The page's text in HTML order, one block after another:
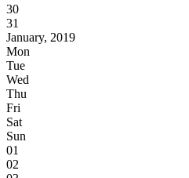
30
31
January, 2019
Mon
Tue
Wed
Thu
Fri
Sat
Sun
01
02